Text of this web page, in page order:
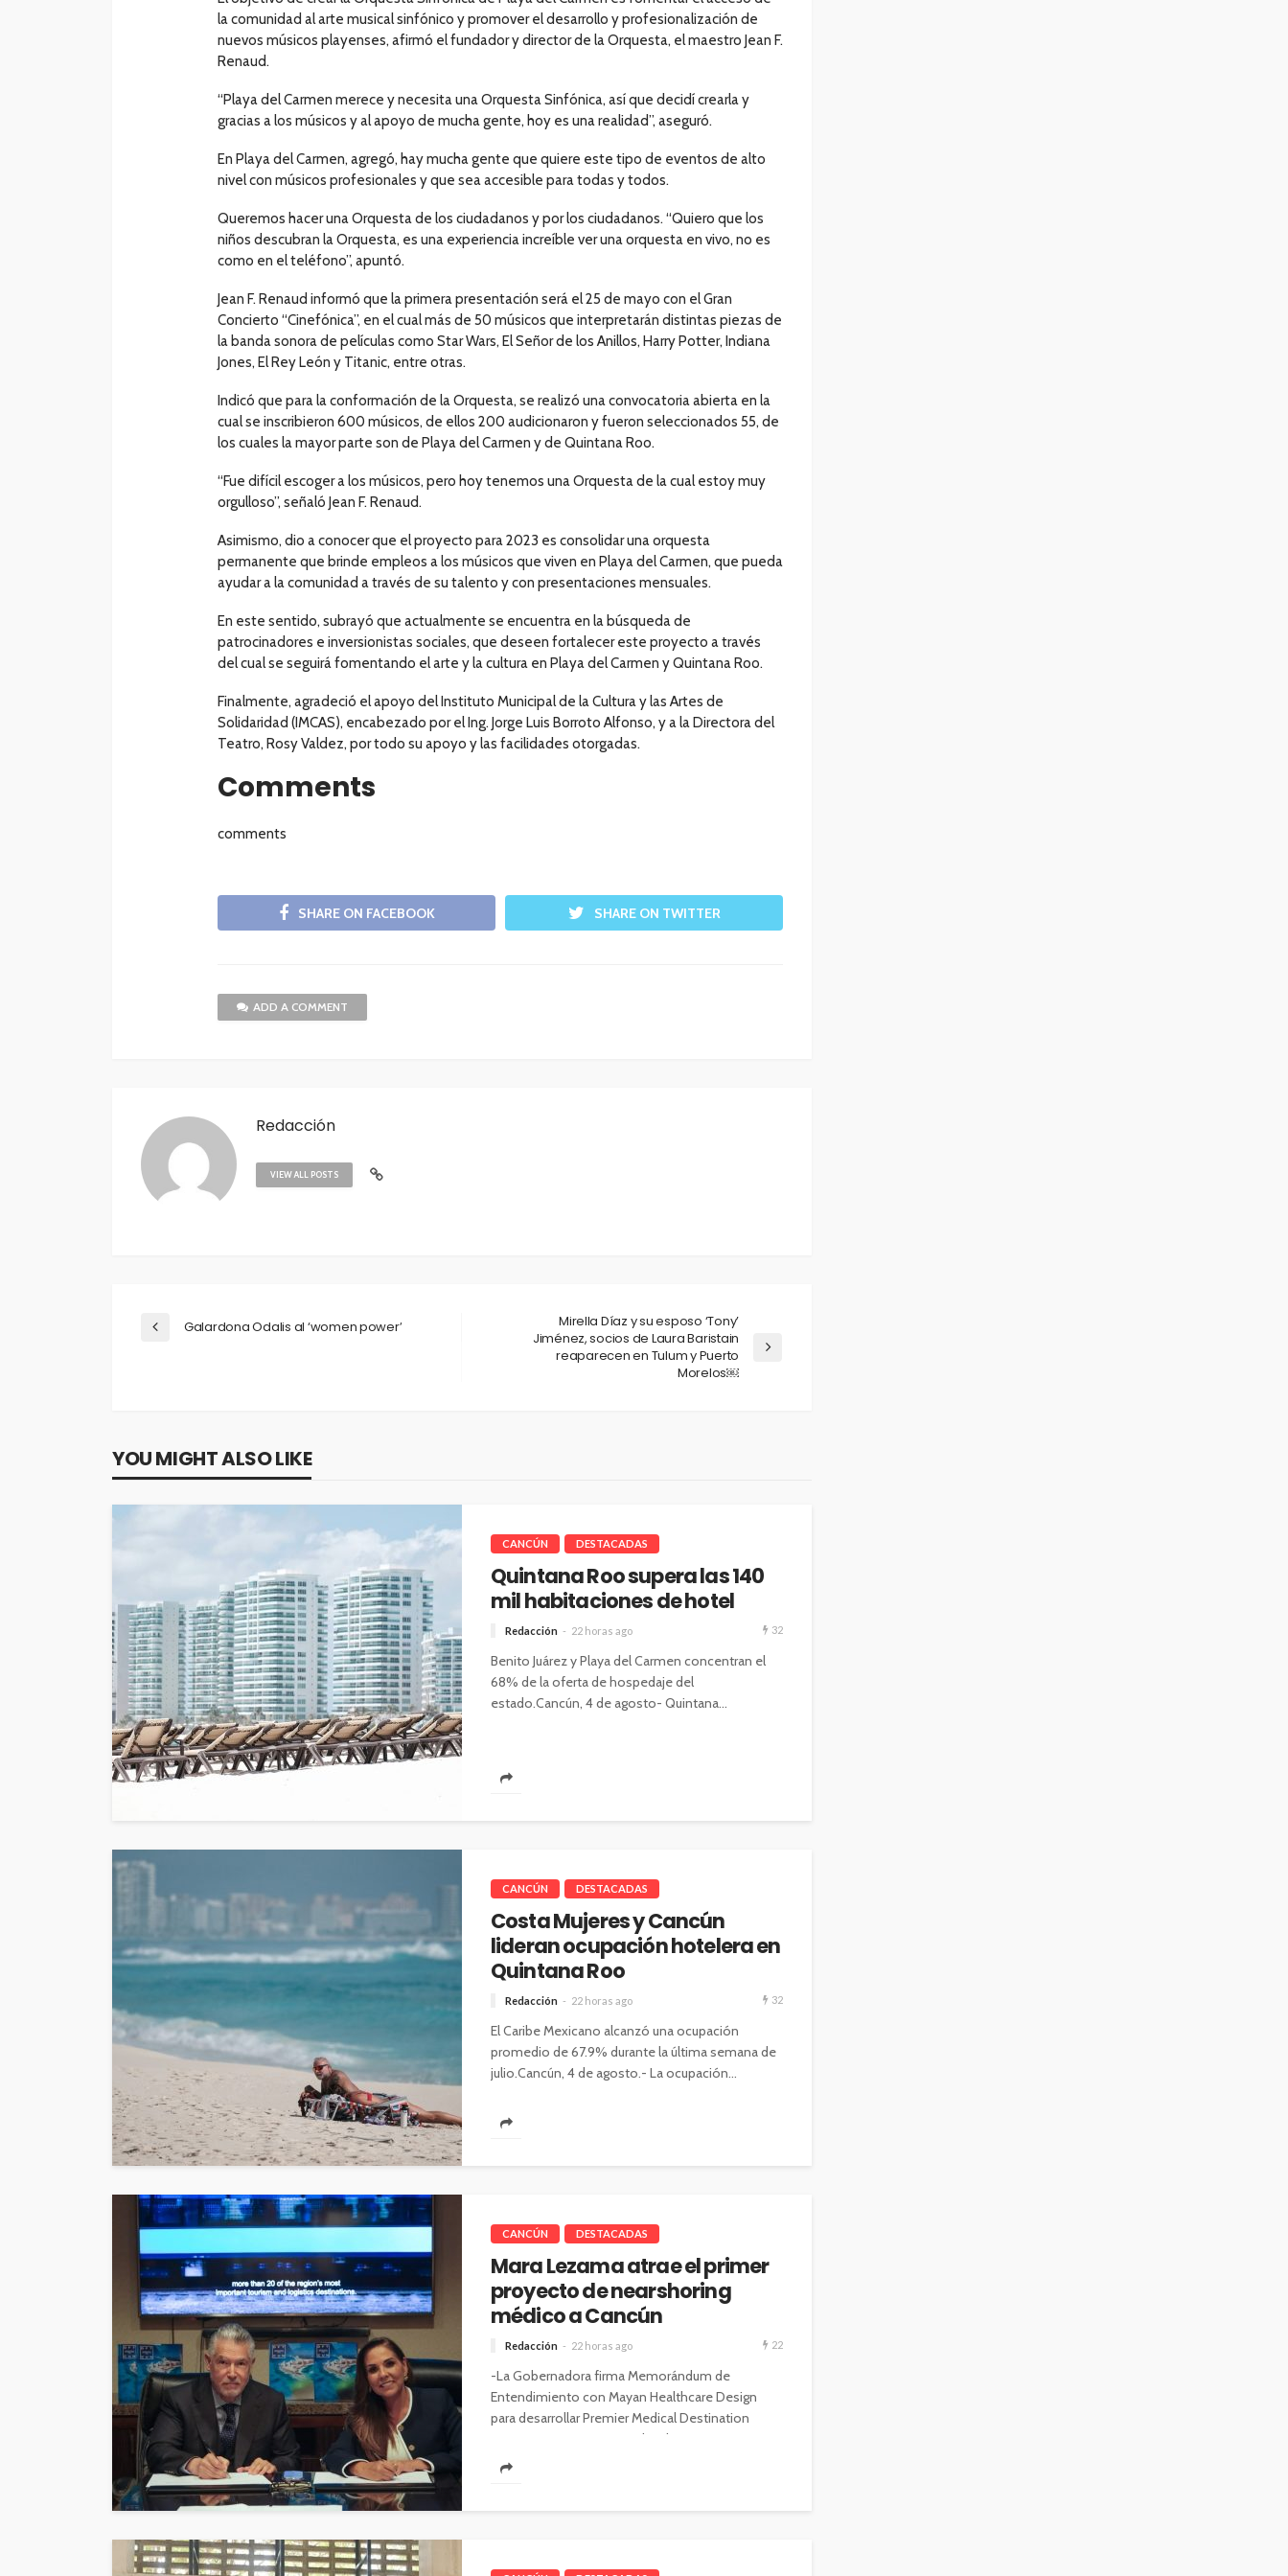
la comunidad al arte musical sinfónico y promover el desarrollo y profesionalización de
nuevos músicos playenses, afirmó el fundador y director de la Orquesta, el maestro Jean F.
Renaud.
“Playa del Carmen merece y necesita una Orquesta Sinfónica, así que decidí crearla y
gracias a los músicos y al apoyo de mucha gente, hoy es una realidad”, aseguró.
En Playa del Carmen, agregó, hay mucha gente que quiere este tipo de eventos de alto
nivel con músicos profesionales y que sea accesible para todas y todos.
Queremos hacer una Orquesta de los ciudadanos y por los ciudadanos. “Quiero que los
niños descubran la Orquesta, es una experiencia increíble ver una orquesta en vivo, no es
como en el teléfono”, apuntó.
Jean F. Renaud informó que la primera presentación será el 25 de mayo con el Gran
Concierto “Cinefónica”, en el cual más de 50 músicos que interpretarán distintas piezas de
la banda sonora de películas como Star Wars, El Señor de los Anillos, Harry Potter, Indiana
Jones, El Rey León y Titanic, entre otras.
Indicó que para la conformación de la Orquesta, se realizó una convocatoria abierta en la
cual se inscribieron 600 músicos, de ellos 200 audicionaron y fueron seleccionados 55, de
los cuales la mayor parte son de Playa del Carmen y de Quintana Roo.
“Fue difícil escoger a los músicos, pero hoy tenemos una Orquesta de la cual estoy muy
orgulloso”, señaló Jean F. Renaud.
Asimismo, dio a conocer que el proyecto para 2023 es consolidar una orquesta
permanente que brinde empleos a los músicos que viven en Playa del Carmen, que pueda
ayudar a la comunidad a través de su talento y con presentaciones mensuales.
En este sentido, subrayó que actualmente se encuentra en la búsqueda de
patrocinadores e inversionistas sociales, que deseen fortalecer este proyecto a través
del cual se seguirá fomentando el arte y la cultura en Playa del Carmen y Quintana Roo.
Finalmente, agradeció el apoyo del Instituto Municipal de la Cultura y las Artes de
Solidaridad (IMCAS), encabezado por el Ing. Jorge Luis Borroto Alfonso, y a la Directora del
Teatro, Rosy Valdez, por todo su apoyo y las facilidades otorgadas.
Comments
comments
SHARE ON FACEBOOK SHARE ON TWITTER
ADD A COMMENT
Redacción
VIEW ALL POSTS
Galardona Odalis al ‘women power’
Mirella Díaz y su esposo ‘Tony’
Jiménez, socios de Laura Baristain
reaparecen en Tulum y Puerto
Morelos￼
YOU MIGHT ALSO LIKE
CANCÚN DESTACADAS
Quintana Roo supera las 140
mil habitaciones de hotel
Redacción 22 horas ago 32
Benito Juárez y Playa del Carmen concentran el
68% de la oferta de hospedaje del
estado.Cancún, 4 de agosto- Quintana...
CANCÚN DESTACADAS
Costa Mujeres y Cancún
lideran ocupación hotelera en
Quintana Roo
Redacción 22 horas ago 32
El Caribe Mexicano alcanzó una ocupación
promedio de 67.9% durante la última semana de
julio.Cancún, 4 de agosto.- La ocupación...
CANCÚN DESTACADAS
Mara Lezama atrae el primer
proyecto de nearshoring
médico a Cancún
Redacción 22 horas ago 22
-La Gobernadora firma Memorándum de
Entendimiento con Mayan Healthcare Design
para desarrollar Premier Medical Destination
Center, un centro especializado que...